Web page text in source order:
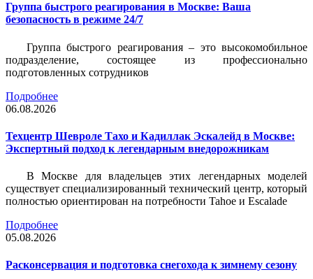
Группа быстрого реагирования в Москве: Ваша
безопасность в режиме 24/7
Группа быстрого реагирования – это высокомобильное
подразделение, состоящее из профессионально
подготовленных сотрудников
Подробнее
06.08.2026
Техцентр Шевроле Тахо и Кадиллак Эскалейд в Москве:
Экспертный подход к легендарным внедорожникам
В Москве для владельцев этих легендарных моделей
существует специализированный технический центр, который
полностью ориентирован на потребности Tahoe и Escalade
Подробнее
05.08.2026
Расконсервация и подготовка снегохода к зимнему сезону